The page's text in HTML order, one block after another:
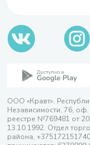
ООО «Кравт».
Независимости, 76,
реестре №769481 от
13.10.1992. Отдел
района,